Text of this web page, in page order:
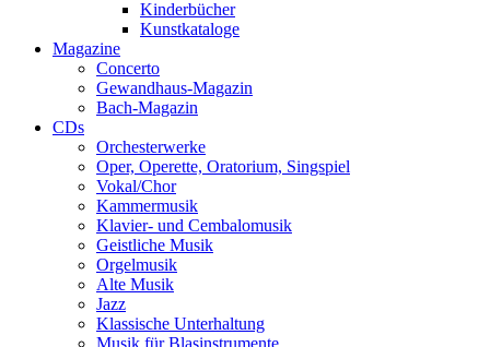
Kinderbücher
Kunstkataloge
Magazine
Concerto
Gewandhaus-Magazin
Bach-Magazin
CDs
Orchesterwerke
Oper, Operette, Oratorium, Singspiel
Vokal/Chor
Kammermusik
Klavier- und Cembalomusik
Geistliche Musik
Orgelmusik
Alte Musik
Jazz
Klassische Unterhaltung
Musik für Blasinstrumente